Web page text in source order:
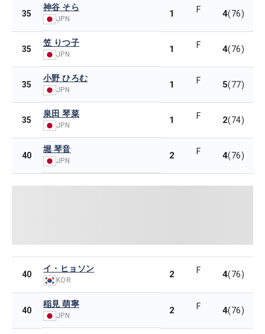
35
神谷 そら
JPN 1 F 4(76)
35
笠 りつ子
JPN 1 F 4(76)
35
小野 ひろむ
JPN 1 F 5(77)
35
泉田 琴菜
JPN 1 F 2(74)
40
堀 琴音
JPN 2 F 4(76)
40
イ・ヒョソン
KOR
2 F 4(76)
40
稲見 萌寧
JPN 2 F 4(76)